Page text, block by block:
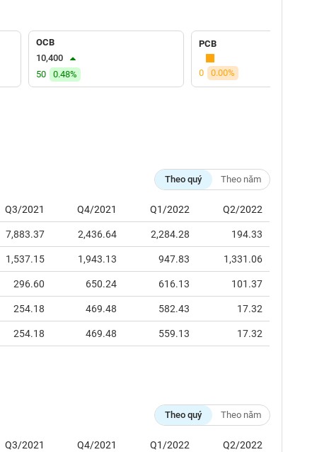
OCB
10,400
50
0.48%
PCB
0 0.00%
Theo quý Theo năm
Q3/2021 Q4/2021 Q1/2022 Q2/2022
7,883.37 2,436.64 2,284.28 194.33
1,537.15 1,943.13 947.83 1,331.06
296.60 650.24 616.13 101.37
254.18 469.48 582.43 17.32
254.18 469.48 559.13 17.32
Theo quý Theo năm
Q3/2021 Q4/2021 Q1/2022 Q2/2022